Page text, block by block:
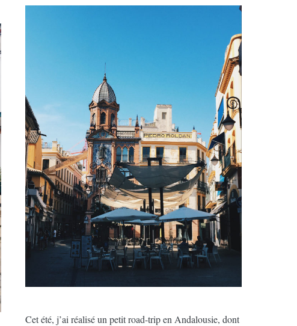
Cet été, j’ai réalisé un petit road-trip en Andalousie, dont